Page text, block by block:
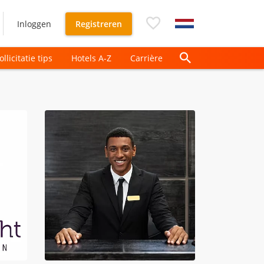
Inloggen Registreren
tips Hotels A-Z Carrière